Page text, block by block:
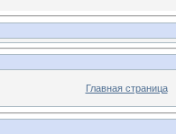
Главная страница